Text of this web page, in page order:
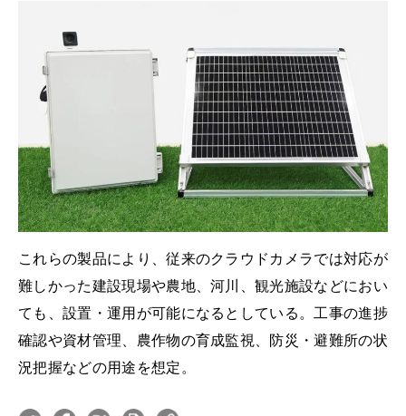
これらの製品により、従来のクラウドカメラでは対応が
難しかった建設現場や農地、河川、観光施設などにおい
ても、設置・運用が可能になるとしている。工事の進捗
確認や資材管理、農作物の育成監視、防災・避難所の状
況把握などの用途を想定。